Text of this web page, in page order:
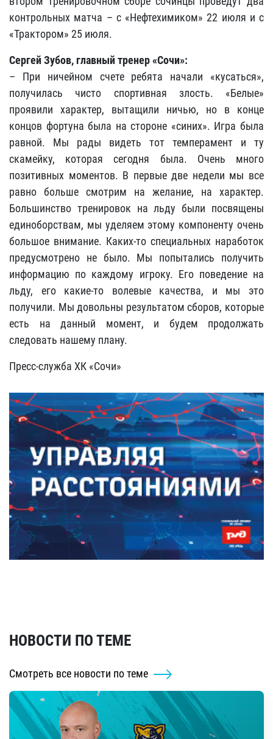
контрольных матча – с «Нефтехимиком» 22 июля и с
«Трактором» 25 июля.
Сергей Зубов, главный тренер «Сочи»:
– При ничейном счете ребята начали «кусаться»,
получилась чисто спортивная злость. «Белые»
проявили характер, вытащили ничью, но в конце
концов фортуна была на стороне «синих». Игра была
равной. Мы рады видеть тот темперамент и ту
скамейку, которая сегодня была. Очень много
позитивных моментов. В первые две недели мы все
равно больше смотрим на желание, на характер.
Большинство тренировок на льду были посвящены
единоборствам, мы уделяем этому компоненту очень
большое внимание. Каких-то специальных наработок
предусмотрено не было. Мы попытались получить
информацию по каждому игроку. Его поведение на
льду, его какие-то волевые качества, и мы это
получили. Мы довольны результатом сборов, которые
есть на данный момент, и будем продолжать
следовать нашему плану.
Пресс-служба ХК «Сочи»
НОВОСТИ ПО ТЕМЕ
Смотреть все новости по теме